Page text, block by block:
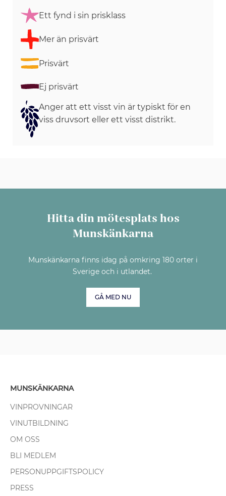
Ett fynd i sin prisklass
Mer än prisvärt
Prisvärt
Ej prisvärt
Anger att ett visst vin är typiskt för en
viss druvsort eller ett visst distrikt.
Hitta din mötesplats hos
Munskänkarna
Munskänkarna finns idag på omkring 180 orter i
Sverige och i utlandet.
GÅ MED NU
MUNSKÄNKARNA
VINPROVNINGAR
VINUTBILDNING
OM OSS
BLI MEDLEM
PERSONUPPGIFTSPOLICY
PRESS